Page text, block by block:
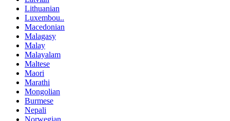
Lithuanian
Luxembou..
Macedonian
Malagasy
Malay
Malayalam
Maltese
Maori
Marathi
Mongolian
Burmese
Nepali
Norwegian